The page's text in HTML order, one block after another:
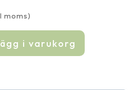
moms)
i varukorg